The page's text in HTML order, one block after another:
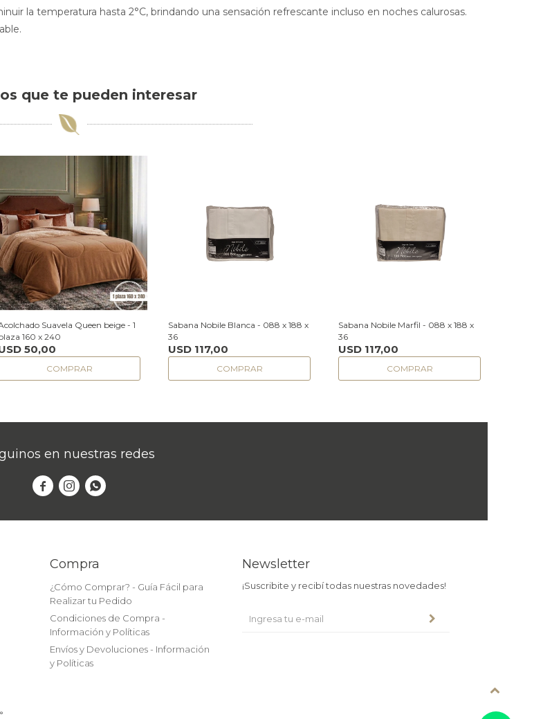
la temperatura hasta 2°C, brindando una sensación refrescante incluso en noches calurosas.
que te pueden interesar
Suavela Queen beige - 1
160 x 240
50,00
Sabana Nobile Blanca - 088 x 188 x
36
USD 117,00
Sabana Nobile Marfil - 088 x 188 x
36
USD 117,00
en nuestras redes
  
Compra
¿Cómo Comprar? - Guía Fácil para
Realizar tu Pedido
Condiciones de Compra -
Información y Políticas
Envíos y Devoluciones - Información
y Políticas
Newsletter
¡Suscribite y recibí todas nuestras novedades!